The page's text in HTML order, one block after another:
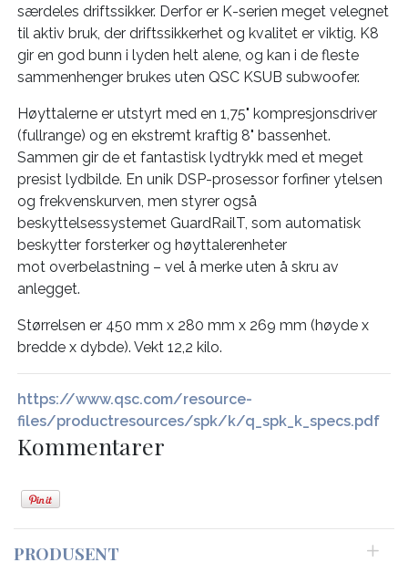
særdeles driftssikker. Derfor er K-serien meget velegnet
til aktiv bruk, der driftssikkerhet og kvalitet er viktig. K8
gir en god bunn i lyden helt alene, og kan i de fleste
sammenhenger brukes uten QSC KSUB subwoofer.
Høyttalerne er utstyrt med en 1,75" kompresjonsdriver
(fullrange) og en ekstremt kraftig 8" bassenhet.
Sammen gir de et fantastisk lydtrykk med et meget
presist lydbilde. En unik DSP-prosessor forfiner ytelsen
og frekvenskurven, men styrer også
beskyttelsessystemet GuardRailT, som automatisk
beskytter forsterker og høyttalerenheter
mot overbelastning – vel å merke uten å skru av
anlegget.
Størrelsen er 450 mm x 280 mm x 269 mm (høyde x
bredde x dybde). Vekt 12,2 kilo.
https://www.qsc.com/resource-
files/productresources/spk/k/q_spk_k_specs.pdf
Kommentarer
PRODUSENT